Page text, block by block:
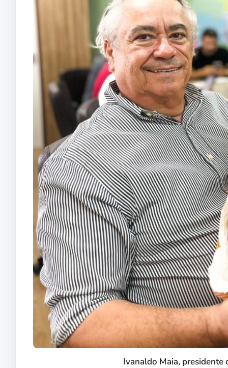
Ivanaldo Maia,